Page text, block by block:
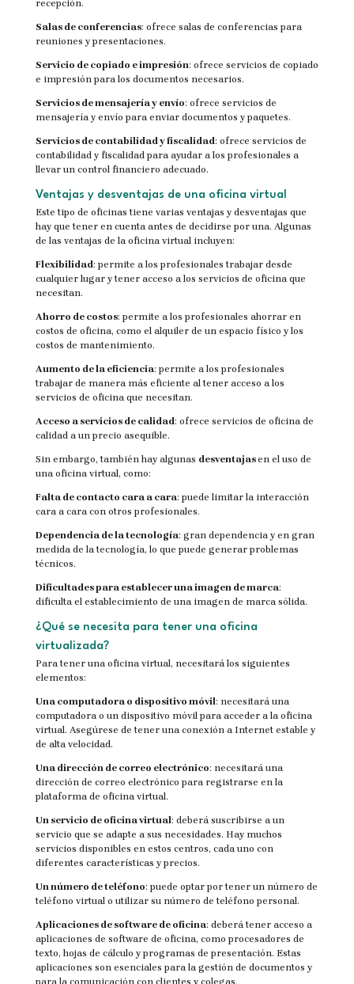
recepción.
Salas de conferencias: ofrece salas de conferencias para
reuniones y presentaciones.
Servicio de copiado e impresión: ofrece servicios de copiado
e impresión para los documentos necesarios.
Servicios de mensajería y envío: ofrece servicios de
mensajería y envío para enviar documentos y paquetes.
Servicios de contabilidad y fiscalidad: ofrece servicios de
contabilidad y fiscalidad para ayudar a los profesionales a
llevar un control financiero adecuado.
Ventajas y desventajas de una oficina virtual
Este tipo de oficinas tiene varias ventajas y desventajas que
hay que tener en cuenta antes de decidirse por una. Algunas
de las ventajas de la oficina virtual incluyen:
Flexibilidad: permite a los profesionales trabajar desde
cualquier lugar y tener acceso a los servicios de oficina que
necesitan.
Ahorro de costos: permite a los profesionales ahorrar en
costos de oficina, como el alquiler de un espacio físico y los
costos de mantenimiento.
Aumento de la eficiencia: permite a los profesionales
trabajar de manera más eficiente al tener acceso a los
servicios de oficina que necesitan.
Acceso a servicios de calidad: ofrece servicios de oficina de
calidad a un precio asequible.
Sin embargo, también hay algunas desventajasen el uso de
una oficina virtual, como:
Falta de contacto cara a cara: puede limitar la interacción
cara a cara con otros profesionales.
Dependencia de la tecnología: gran dependencia y en gran
medida de la tecnología, lo que puede generar problemas
técnicos.
Dificultades para establecer una imagen de marca:
dificulta el establecimiento de una imagen de marca sólida.
¿Qué se necesita para tener una oficina
virtualizada?
Para tener una oficina virtual, necesitará los siguientes
elementos:
Una computadora o dispositivo móvil: necesitará una
computadora o un dispositivo móvil para acceder a la oficina
virtual. Asegúrese de tener una conexión a Internet estable y
de alta velocidad.
Una dirección de correo electrónico: necesitará una
dirección de correo electrónico para registrarse en la
plataforma de oficina virtual.
Un servicio de oficina virtual: deberá suscribirse a un
servicio que se adapte a sus necesidades. Hay muchos
servicios disponibles en estos centros, cada uno con
diferentes características y precios.
Un número de teléfono: puede optar por tener un número de
teléfono virtual o utilizar su número de teléfono personal.
Aplicaciones de software de oficina: deberá tener acceso a
aplicaciones de software de oficina, como procesadores de
texto, hojas de cálculo y programas de presentación. Estas
aplicaciones son esenciales para la gestión de documentos y
para la comunicación con clientes y colegas.